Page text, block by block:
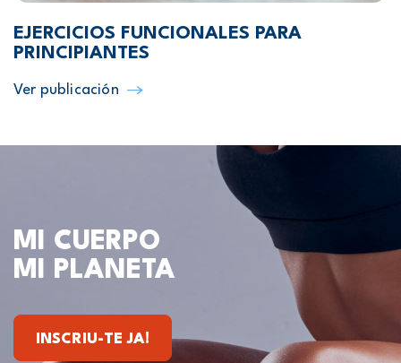
EJERCICIOS FUNCIONALES PARA
PRINCIPIANTES
Ver publicación
MI CUERPO
MI PLANETA
INSCRIU-TE JA!